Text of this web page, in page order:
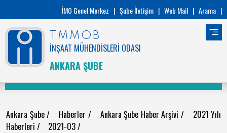
İMO Genel Merkez | Şube İletişim | Web Mail | Arama |
TMMOB
İNŞAAT MÜHENDİSLERİ ODASI
ANKARA ŞUBE
Ankara Şube/ Haberler / Ankara Şube Haber Arşivi / 2021 Yılı
Haberleri / 2021-03/